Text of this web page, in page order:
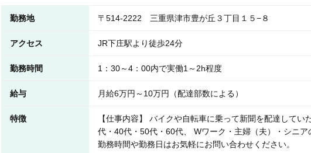
勤務地 〒514-2222 三重県津市豊が丘３丁目１５−８
アクセス JR下庄駅より徒歩24分
勤務時間 1：30～4：00内で実働1～2h程度
給与 月給6万円～10万円（配達部数による）
特徴
【仕事内容】 バイクや自転車に乗って新聞を配達して
代・40代・50代・60代、 Wワーク・主婦（夫）・シニア
勤務時間や勤務日はお気軽にお問い合わせください。